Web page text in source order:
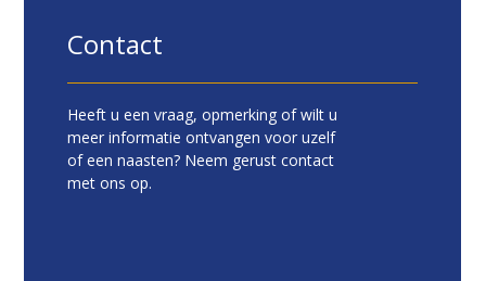
Contact
Heeft u een vraag, opmerking of wilt u
meer informatie ontvangen voor uzelf
of een naasten? Neem gerust contact
met ons op.